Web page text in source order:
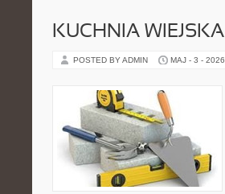
KUCHNIA WIEJSKA
POSTED BY ADMIN MAJ - 3 - 2026